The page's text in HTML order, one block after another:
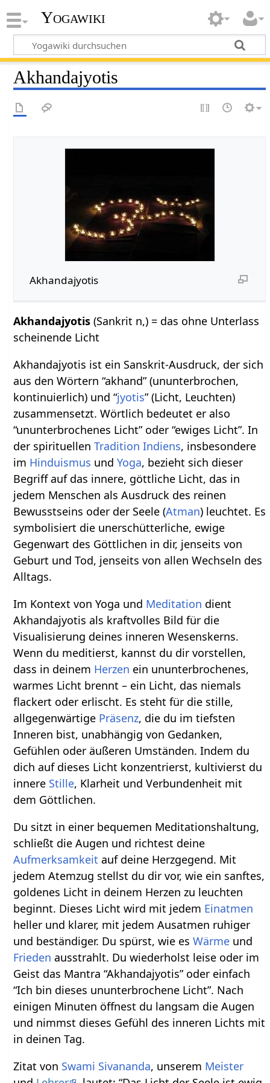
Yogawiki
Akhandajyotis
Akhandajyotis
Akhandajyotis (Sankrit n,) = das ohne Unterlass
scheinende Licht
Akhandajyotis ist ein Sanskrit-Ausdruck, der sich
aus den Wörtern “akhand” (ununterbrochen,
kontinuierlich) und “jyotis” (Licht, Leuchten)
zusammensetzt. Wörtlich bedeutet er also
“ununterbrochenes Licht” oder “ewiges Licht”. In
der spirituellenTradition Indiens, insbesondere
im Hinduismus undYoga, bezieht sich dieser
Begriff auf das innere, göttliche Licht, das in
jedem Menschen als Ausdruck des reinen
Bewusstseins oder der Seele (Atman) leuchtet. Es
symbolisiert die unerschütterliche, ewige
Gegenwart des Göttlichen in dir, jenseits von
Geburt und Tod, jenseits von allen Wechseln des
Alltags.
Im Kontext von Yoga und Meditation dient
Akhandajyotis als kraftvolles Bild für die
Visualisierung deines inneren Wesenskerns.
Wenn du meditierst, kannst du dir vorstellen,
dass in deinem Herzen ein ununterbrochenes,
warmes Licht brennt – ein Licht, das niemals
flackert oder erlischt. Es steht für die stille,
allgegenwärtige Präsenz, die du im tiefsten
Inneren bist, unabhängig von Gedanken,
Gefühlen oder äußeren Umständen. Indem du
dich auf dieses Licht konzentrierst, kultivierst du
innere Stille, Klarheit und Verbundenheit mit
dem Göttlichen.
Du sitzt in einer bequemen Meditationshaltung,
schließt die Augen und richtest deine
Aufmerksamkeit auf deine Herzgegend. Mit
jedem Atemzug stellst du dir vor, wie ein sanftes,
goldenes Licht in deinem Herzen zu leuchten
beginnt. Dieses Licht wird mit jedem Einatmen
heller und klarer, mit jedem Ausatmen ruhiger
und beständiger. Du spürst, wie esWärme und
Frieden ausstrahlt. Du wiederholst leise oder im
Geist das Mantra “Akhandajyotis” oder einfach
“Ich bin dieses ununterbrochene Licht”. Nach
einigen Minuten öffnest du langsam die Augen
und nimmst dieses Gefühl des inneren Lichts mit
in deinen Tag.
Zitat von Swami Sivananda, unserem Meister